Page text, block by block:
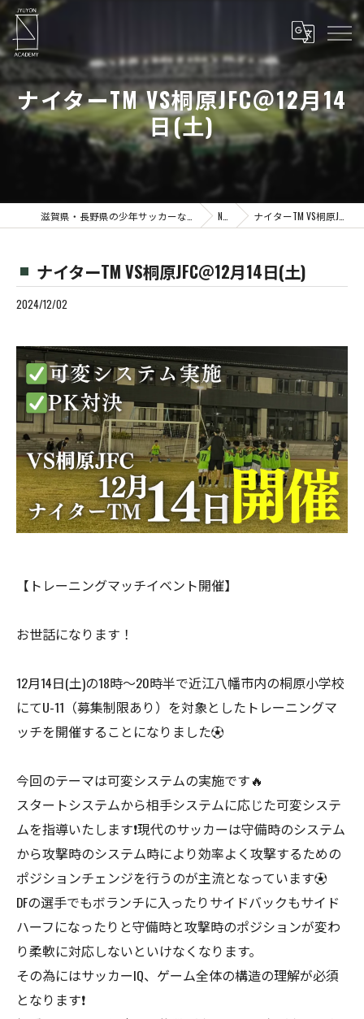
ナイターTM VS桐原JFC＠12月14
日(土)
News ナイターTM VS桐原JFC＠12月14日(土)
ナイターTM VS桐原JFC＠12月14日(土)
2024/12/02
【トレーニングマッチイベント開催】
お世話になります！
12月14日(土)の18時〜20時半で近江八幡市内の桐原小学校
にてU-11（募集制限あり）を対象としたトレーニングマ
ッチを開催することになりました⚽️
今回のテーマは可変システムの実施です🔥
スタートシステムから相手システムに応じた可変システ
ムを指導いたします❗️現代のサッカーは守備時のシステム
から攻撃時のシステム時により効率よく攻撃するための
ポジションチェンジを行うのが主流となっています⚽️
DFの選手でもボランチに入ったりサイドバックもサイド
ハーフになったりと守備時と攻撃時のポジションが変わ
り柔軟に対応しないといけなくなります。
その為にはサッカーIQ、ゲーム全体の構造の理解が必須
となります❗️